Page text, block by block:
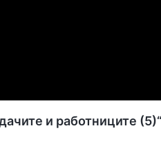
и работниците